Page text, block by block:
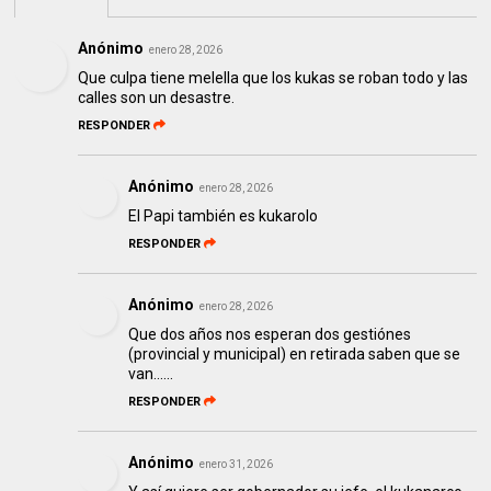
Anónimo enero 28, 2026
Que culpa tiene melella que los kukas se roban todo y las
calles son un desastre.
RESPONDER
Anónimo enero 28, 2026
El Papi también es kukarolo
RESPONDER
Anónimo enero 28, 2026
Que dos años nos esperan dos gestiónes
(provincial y municipal) en retirada saben que se
van......
RESPONDER
Anónimo enero 31, 2026